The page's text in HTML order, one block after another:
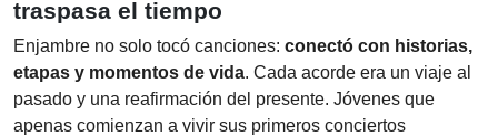
traspasa el tiempo
Enjambre no solo tocó canciones: conectó con historias,
etapas y momentos de vida. Cada acorde era un viaje al
pasado y una reafirmación del presente. Jóvenes que
apenas comienzan a vivir sus primeros conciertos